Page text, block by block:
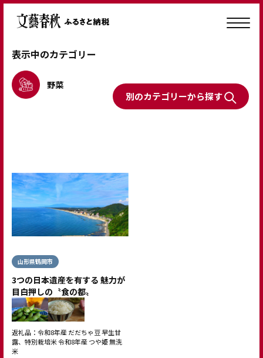
表示中のカテゴリー
野菜
別のカテゴリーから探す
山形県鶴岡市
3つの日本遺産を有する 魅力が
目白押しの〝食の都〟
返礼品：令和8年産 だだちゃ豆 早生甘
露、特別栽培米 令和8年産 つや姫 無洗
米